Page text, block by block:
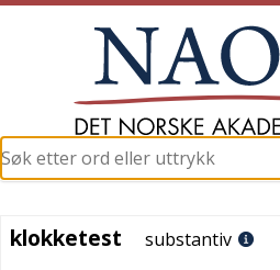
klokketest
klokketest substantiv